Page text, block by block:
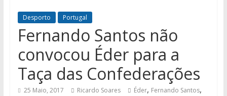
Desporto Portugal
Fernando Santos não
convocou Éder para a
Taça das Confederações
25 Maio, 2017 Ricardo Soares Éder, Fernando Santos,